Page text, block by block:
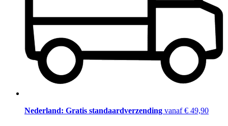
Nederland: Gratis standaardverzending vanaf € 49,90